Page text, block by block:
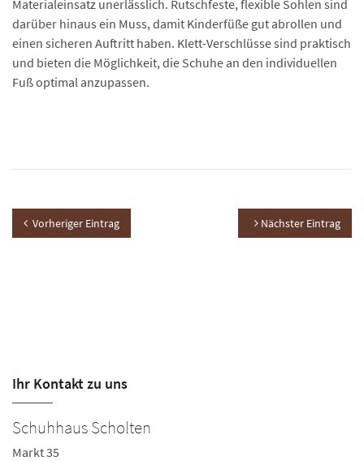
Materialeinsatz unerlässlich. Rutschfeste, flexible Sohlen sind
darüber hinaus ein Muss, damit Kinderfüße gut abrollen und
einen sicheren Auftritt haben. Klett-Verschlüsse sind praktisch
und bieten die Möglichkeit, die Schuhe an den individuellen
Fuß optimal anzupassen.
Vorheriger Eintrag Nächster Eintrag
Ihr Kontakt zu uns
Schuhhaus Scholten
Markt 35